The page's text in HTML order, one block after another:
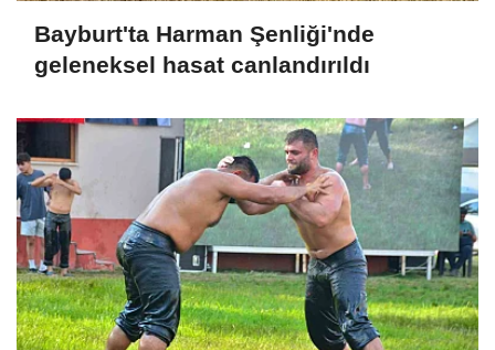
Bayburt'ta Harman Şenliği'nde
geleneksel hasat canlandırıldı